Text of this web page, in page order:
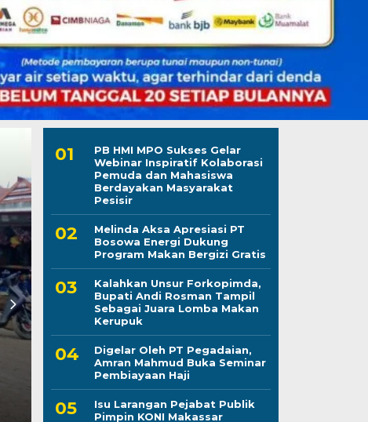
Kapolres Wajo
Maddukkelleng,
Mengabdi untuk
Jumat, 7 Agu 2026 - 08:42 WIB
LINTASCELEBES.COM WAJO — Mengawali tugas
Mahendrajaya menunjukkan penghormatan
PB HMI MPO Sukses Gelar
Webinar Inspiratif Kolaborasi
Pemuda dan Mahasiswa
Berdayakan Masyarakat
Pesisir
Melinda Aksa Apresiasi PT
Bosowa Energi Dukung
Program Makan Bergizi Gratis
Kalahkan Unsur Forkopimda,
Bupati Andi Rosman Tampil
Sebagai Juara Lomba Makan
Kerupuk
Digelar Oleh PT Pegadaian,
Amran Mahmud Buka Seminar
Pembiayaan Haji
Isu Larangan Pejabat Publik
Pimpin KONI Makassar